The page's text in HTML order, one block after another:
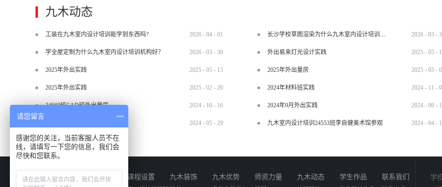
九木动态
工装在九木室内设计培训能学到东西吗? 2026 - 04 - 01 长沙学校草图渲染为什么九木室内设计培训机构好？ 2026 - 03 -
学全屋定制为什么九木室内设计培训机构好？ 2026 - 03 - 30 外出易来灯光设计实践 2025 - 05 -
2025年外出实践 2025 - 05 - 13 2025年外出量房 2025 - 03 -
2025年外出实践 2025 - 02 - 20 2024年材料班实践 2024 - 11 -
24669班CAD班外出量房 2024 - 10 - 16 2024年9月外出实践 2024 - 09 -
2024 - 05 - 29 九木室内设计培训24553班李自健美术馆参观 2024 - 04 -
关于我们 课程设置 九木装饰 九木优势 师资力量 九木动态 学生作品 联系我们
学
请您留言
感谢您的关注，当前客服人员不在
线，请填写一下您的信息，我们会
尽快和您联系。